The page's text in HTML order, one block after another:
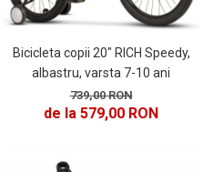
Bicicleta copii 20" RICH Speedy,
albastru, varsta 7-10 ani
739,00 RON
de la 579,00 RON